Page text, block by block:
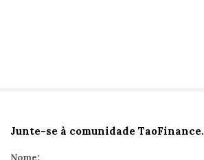
S
i
Junte-se à comunidade TaoFinance.
Nome: